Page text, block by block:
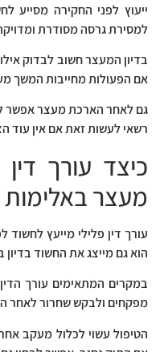
ייעוץ לפני החקירה מסייע
למסירת גרסה מסודרת
בדיון המעצר חשוב לבדוק
אם הפעולות מחייבות המשך
גם לאחר הארכת מעצר אפשר
רשאי לעשות זאת אם אין עוד
כיצד עורך
מעצר
עורך דין פלילי מייעץ
הוא גם מייצג את החשוד
במקרים המתאימים עורך
מפקחים ולבקש שחרור לאחר
הטיפול עשוי לכלול מעקב